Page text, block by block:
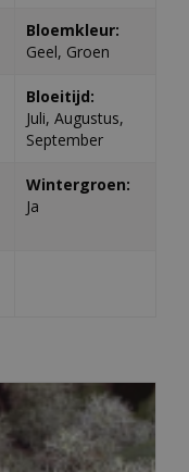
Bloemkleur:
Geel, Groen
Bloeitijd:
Juli, Augustus,
September
Wintergroen:
Ja